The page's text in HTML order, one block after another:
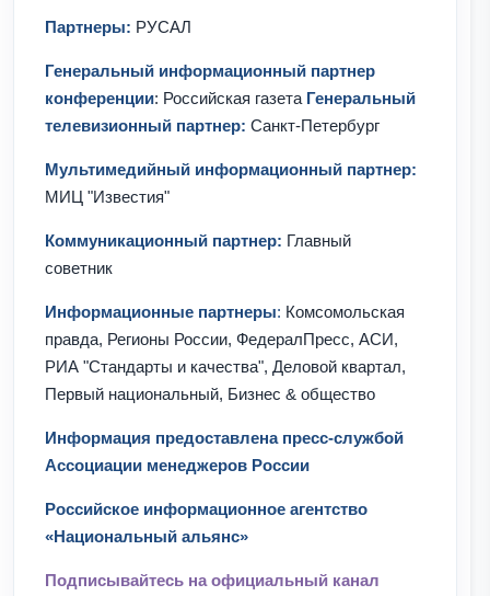
Партнеры: РУСАЛ
Генеральный информационный партнер
конференции: Российская газета Генеральный
телевизионный партнер: Санкт-Петербург
Мультимедийный информационный партнер:
МИЦ "Известия"
Коммуникационный партнер: Главный
советник
Информационные партнеры: Комсомольская
правда, Регионы России, ФедералПресс, АСИ,
РИА "Стандарты и качества", Деловой квартал,
Первый национальный, Бизнес & общество
Информация предоставлена пресс-службой
Ассоциации менеджеров России
Российское информационное агентство
«Национальный альянс»
Подписывайтесь на официальный канал